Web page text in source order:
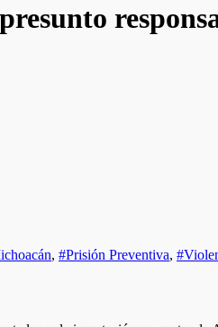
, #Prisión Preventiva,